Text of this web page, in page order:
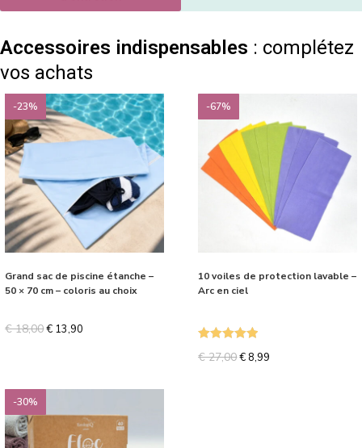
Accessoires indispensables : complétez
vos achats
-23%
Grand sac de piscine étanche –
50 × 70 cm – coloris au choix
€18,00€ 13,90
-67%
10 voiles de protection lavable –
Arc en ciel
€27,00€ 8,99
-30%